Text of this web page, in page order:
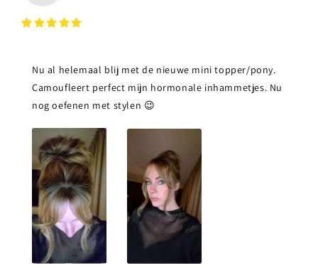
Nu al helemaal blij met de nieuwe mini topper/pony.
Camoufleert perfect mijn hormonale inhammetjes. Nu
nog oefenen met stylen 😉